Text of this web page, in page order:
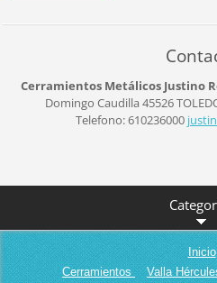
Cerramientos Metálicos Justino
Domingo Caudilla 45526
Telefono: 610236000
Inicio
Cerramientos
Valla